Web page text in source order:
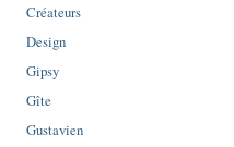
Créateurs
Design
Gipsy
Gîte
Gustavien